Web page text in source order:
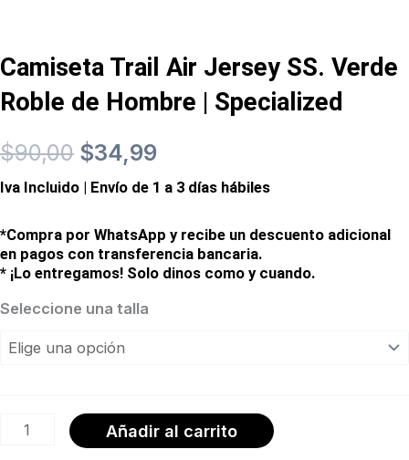
Camiseta Trail Air Jersey SS. Verde
Roble de Hombre | Specialized
$90,00 El
precio
original
era:
$90,00.
$34,99
precio
actual
es:
Iva Incluido | Envío de 1 a 3 días hábiles
*Compra por WhatsApp y recibe un descuento adicional
en pagos con transferencia bancaria.
* ¡Lo entregamos! Solo dinos como y cuando.
Seleccione una talla
Camiseta
Añadir al carrito